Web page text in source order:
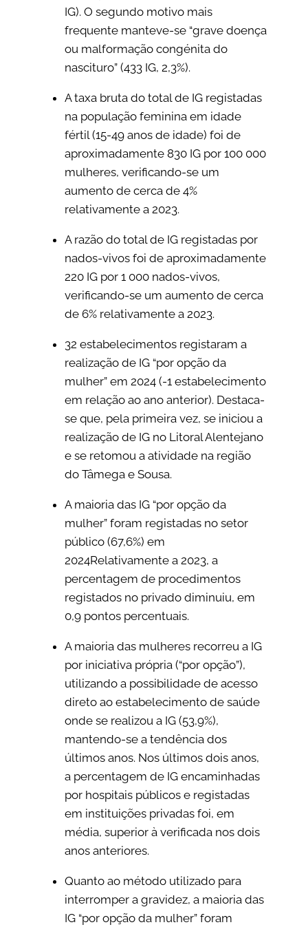
IG). O segundo motivo mais
frequente manteve-se “grave doença
ou malformação congénita do
nascituro” (433 IG, 2,3%).
A taxa bruta do total de IG registadas
na população feminina em idade
fértil (15-49 anos de idade) foi de
aproximadamente 830 IG por 100 000
mulheres, verificando-se um
aumento de cerca de 4%
relativamente a 2023.
A razão do total de IG registadas por
nados-vivos foi de aproximadamente
220 IG por 1 000 nados-vivos,
verificando-se um aumento de cerca
de 6% relativamente a 2023.
32 estabelecimentos registaram a
realização de IG “por opção da
mulher” em 2024 (-1 estabelecimento
em relação ao ano anterior). Destaca-
se que, pela primeira vez, se iniciou a
realização de IG no Litoral Alentejano
e se retomou a atividade na região
do Tâmega e Sousa.
A maioria das IG “por opção da
mulher” foram registadas no setor
público (67,6%) em
2024Relativamente a 2023, a
percentagem de procedimentos
registados no privado diminuiu, em
0,9 pontos percentuais.
A maioria das mulheres recorreu a IG
por iniciativa própria (“por opção”),
utilizando a possibilidade de acesso
direto ao estabelecimento de saúde
onde se realizou a IG (53,9%),
mantendo-se a tendência dos
últimos anos. Nos últimos dois anos,
a percentagem de IG encaminhadas
por hospitais públicos e registadas
em instituições privadas foi, em
média, superior à verificada nos dois
anos anteriores.
Quanto ao método utilizado para
interromper a gravidez, a maioria das
IG “por opção da mulher” foram